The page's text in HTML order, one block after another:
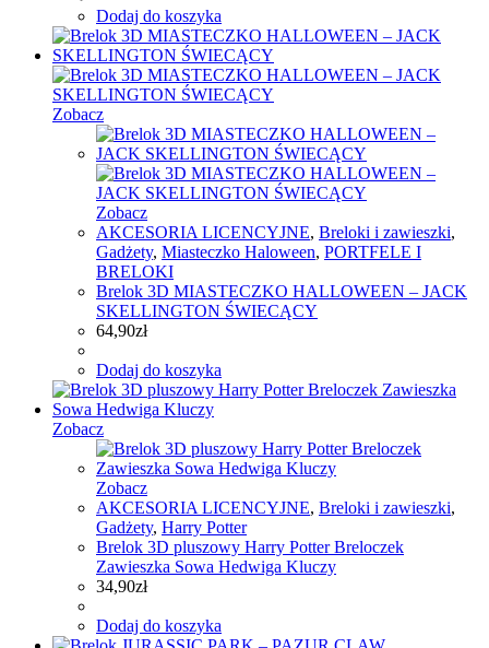
Dodaj do koszyka
Zobacz
Zobacz
AKCESORIA LICENCYJNE, Breloki i zawieszki,
Gadżety, Miasteczko Haloween, PORTFELE I
BRELOKI
Brelok 3D MIASTECZKO HALLOWEEN – JACK
SKELLINGTON ŚWIECĄCY
64,90zł
Dodaj do koszyka
Zobacz
Zobacz
AKCESORIA LICENCYJNE, Breloki i zawieszki,
Gadżety, Harry Potter
Brelok 3D pluszowy Harry Potter Breloczek
Zawieszka Sowa Hedwiga Kluczy
34,90zł
Dodaj do koszyka